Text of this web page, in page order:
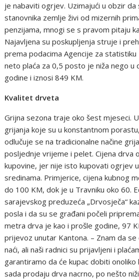
je nabaviti ogrjev. Uzimajući u obzir da
stanovnika zemlje živi od mizernih
penzijama, mnogi se s pravom pitaju
Najavljena su poskupljenja struje i
prema podacima Agencije za
neto plaća za 0,5 posto je niža nego u
godine i iznosi 849 KM.
Kvalitet drveta
Grijna sezona traje oko šest mjeseci.
grijanja koje su u konstantnom
odlučuje se na tradicionalne načine
posljednje vrijeme i pelet. Cijena drva
kupovine, jer nije isto kupovati ogrjev
sredinama. Primjerice, cijena kubnog
do 100 KM, dok je u Travniku oko 60.
sarajevskog preduzeća „Drvosječa“
posla i da su se građani počeli
metra drva je kao i prošle godine, 97
prijevoz unutar Kantona. – Znam da
naći, ali naši radnici su prijavljeni i
garantiramo da će kupac dobiti onoliko
sada prodaju drva nacrno, po nešto